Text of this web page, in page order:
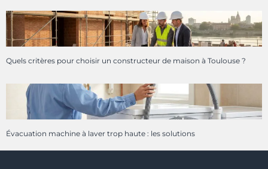
Quels critères pour choisir un constructeur de maison à Toulouse ?
Évacuation machine à laver trop haute : les solutions